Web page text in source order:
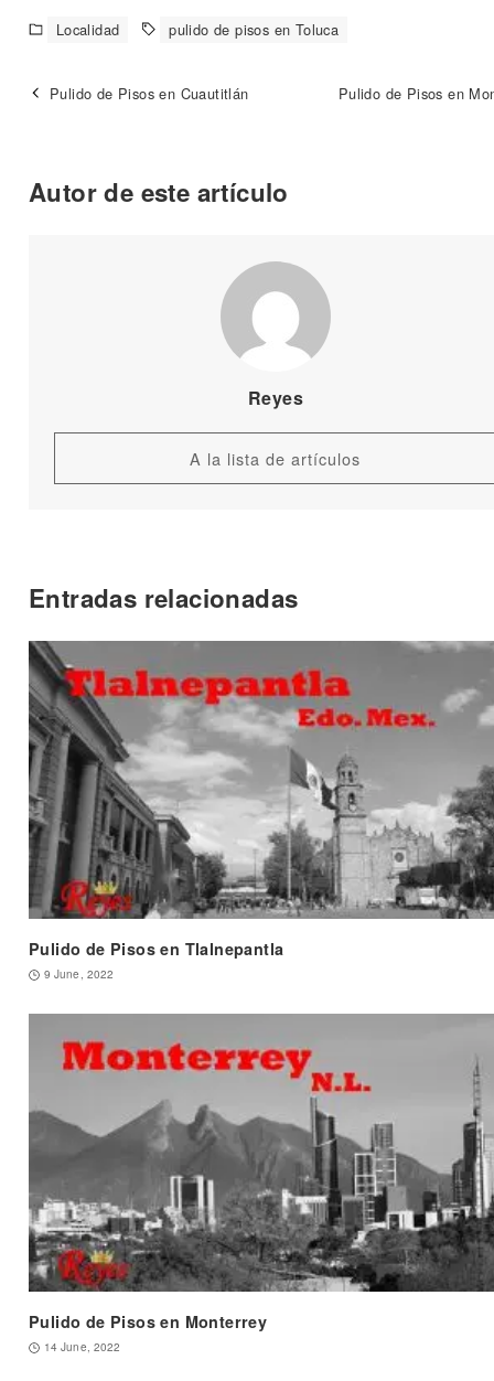
Localidad pulido de pisos en Toluca
Pulido de Pisos en Cuautitlán Pulido de Pisos en
Autor de este artículo
Reyes
A la lista de artículos
Entradas relacionadas
Pulido de Pisos en Tlalnepantla
9 June, 2022
Pulido de Pisos en Monterrey
14 June, 2022